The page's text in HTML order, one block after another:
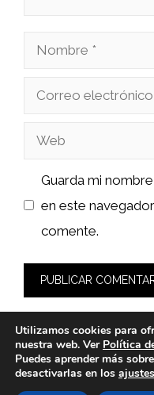
Nombre
Correo
Web
Guarda mi
en este
comente.
© 2026 bioloco.es -
Utilizamos cookies para
nuestra web. Ver Política
Puedes aprender más
desactivarlas en los ajustes